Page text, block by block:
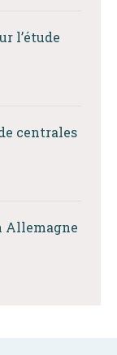
l’étude
centrales
Allemagne